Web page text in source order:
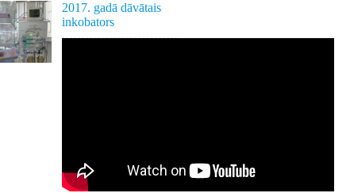
2017. gadā dāvātais
inkobators